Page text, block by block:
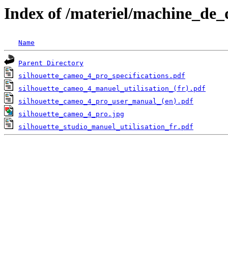
Index of /materiel/
Name
Parent Directory
silhouette_cameo_4_pro_specifications.pdf
silhouette_cameo_4_manuel_utilisation_(fr).pdf
silhouette_cameo_4_pro_user_manual_(en).pdf
silhouette_cameo_4_pro.jpg
silhouette_studio_manuel_utilisation_fr.pdf